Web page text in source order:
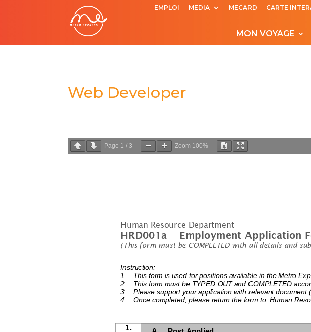
EMPLOI MEDIA MECARD CARTE
MON VOYAGE
Web Developer
Page 1 /3 Zoom 100%